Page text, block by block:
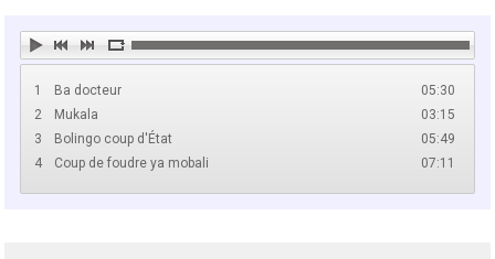
1 05:30
Ba docteur
2
03:15
Mukala
3
05:49
Bolingo coup d'État
4
07:11
Coup de foudre ya mobali